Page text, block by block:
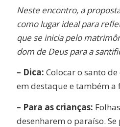
Neste encontro, a
como lugar ideal para
que se inicia pelo
dom de Deus para a
– Dica: Colocar o santo
em destaque e também a
– Para as crianças:
desenharem o paraíso. Se